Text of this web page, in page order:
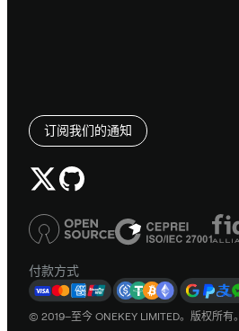
订阅我们的通知
付款方式
© 2019–至今 ONEKEY LIMITED。版权所有。